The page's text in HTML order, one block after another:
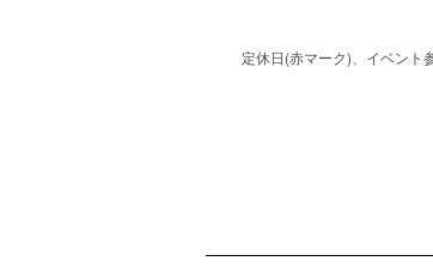
定休日(赤マーク)、イベント